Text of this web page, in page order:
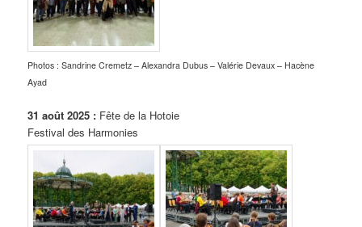
Photos : Sandrine Cremetz – Alexandra Dubus – Valérie Devaux – Hacène
Ayad
31 août 2025 : Fête de la Hotoie
Festival des Harmonies